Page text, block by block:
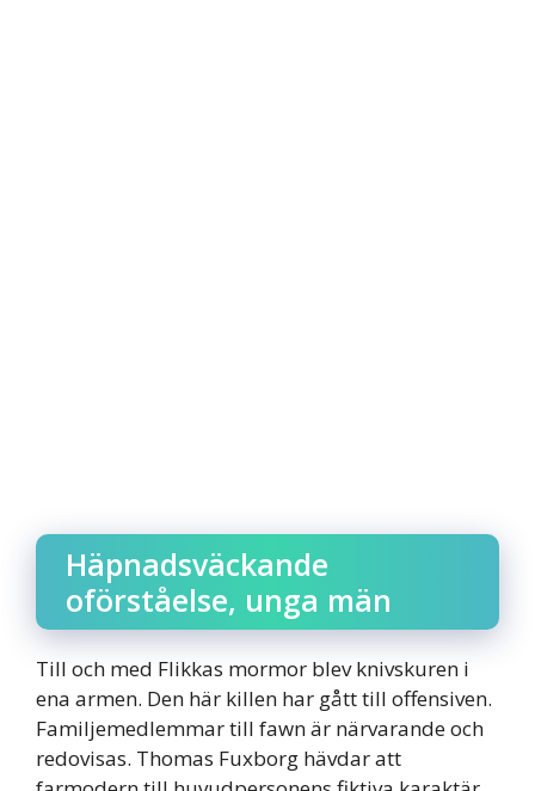
Häpnadsväckande
oförståelse, unga män
Till och med Flikkas mormor blev knivskuren i
ena armen. Den här killen har gått till offensiven.
Familjemedlemmar till fawn är närvarande och
redovisas. Thomas Fuxborg hävdar att